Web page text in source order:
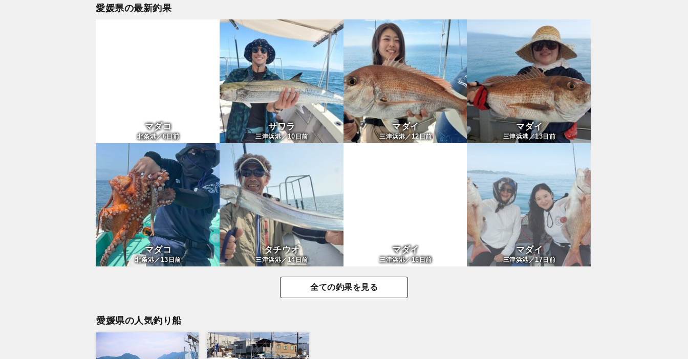
愛媛県の最新釣果
マダコ
北条港／6日前
サワラ
三津浜港／10日前
マダイ
三津浜港／ 12日前
マダイ
三津浜港／13日前
マダコ
北条港／13日前
タチウオ
三津浜港／14日前
マダイ
三津浜港／16日前
マダイ
三津浜港／17 日前
全ての釣果を見る
愛媛県の人気釣り船